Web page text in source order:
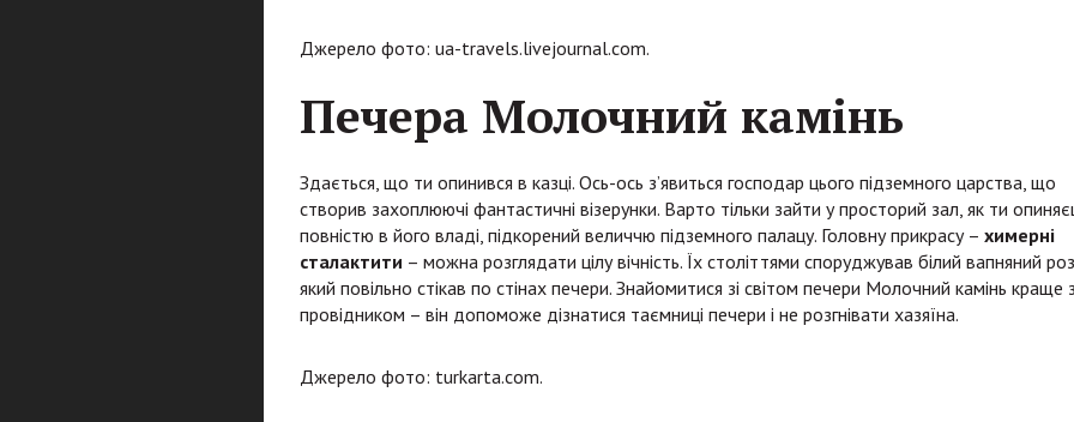
Джерело фото: ua-travels.livejournal.com.
Печера Молочний камінь
Здається, що ти опинився в казці. Ось-ось з’явиться господар цього підземного царства, що
створив захоплюючі фантастичні візерунки. Варто тільки зайти у просторий зал, як ти
повністю в його владі, підкорений величчю підземного палацу. Головну прикрасу – химерні
сталактити – можна розглядати цілу вічність. Їх століттями споруджував білий вапняний
який повільно стікав по стінах печери. Знайомитися зі світом печери Молочний камінь краще з
провідником – він допоможе дізнатися таємниці печери і не розгнівати хазяїна.
Джерело фото: turkarta.com.